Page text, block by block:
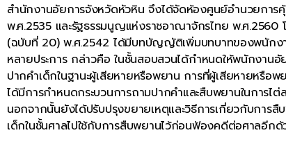
สำนักงานอัยการจังหวัดหัวหิน จึงได้จัดห้องศูนย์อำนวยกา
พ.ศ.2535 และรัฐธรรมนูญแห่งราชอาณาจักรไทย พ.ศ
(ฉบับที่ 20) พ.ศ.2542 ได้มีบทบัญญัติเพิ่มบทบาทของพนักงา
หลายประการ กล่าวคือ ในชั้นสอบสวนได้กำหนดให้พนักงาน
ปากคำเด็กในฐานะผู้เสียหายหรือพยาน การที่ผู้เสียหายหรือ
ได้มีการกำหนดกระบวนการถามปากคำและสืบพยานในการ
นอกจากนั้นยังได้ปรับปรุงขยายเหตุและวิธีการเกี่ยวกับกา
เด็กในชั้นศาลไปใช้กับการสืบพยานไว้ก่อนฟ้องคดีต่อศาลอีกด้